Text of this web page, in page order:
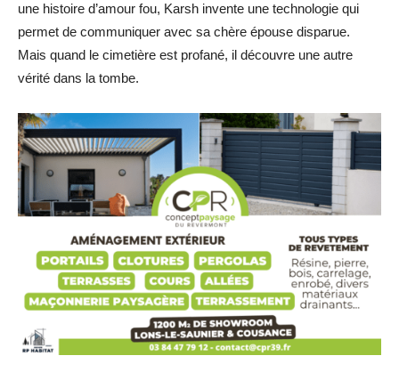
une histoire d’amour fou, Karsh invente une technologie qui
permet de communiquer avec sa chère épouse disparue.
Mais quand le cimetière est profané, il découvre une autre
vérité dans la tombe.